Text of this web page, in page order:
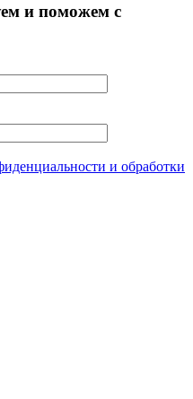
и поможем с
и обработки